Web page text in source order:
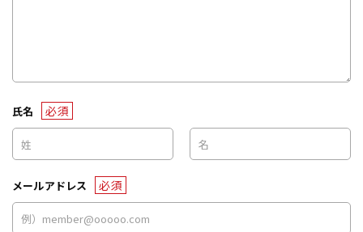
氏名 必須
メールアドレス 必須